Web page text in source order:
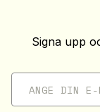
Signa upp